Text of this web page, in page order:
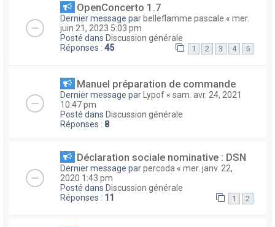
OpenConcerto 1.7
Dernier message par belleflamme pascale « mer.
juin 21, 2023 5:03 pm
Posté dans Discussion générale
Réponses : 45 1 2 3 4 5
Manuel préparation de commande
Dernier message par Lypof « sam. avr. 24, 2021
10:47 pm
Posté dans Discussion générale
Réponses : 8
Déclaration sociale nominative : DSN
Dernier message parpercoda « mer. janv. 22,
2020 1:43 pm
Posté dans Discussion générale
Réponses : 11 1 2